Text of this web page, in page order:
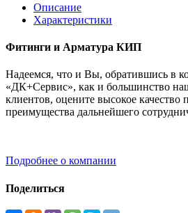
Описание
Характеристики
Фитинги и Арматура КИП
Надеемся, что и Вы, обратившись в
«ДК+Сервис», как и большинство
клиентов, оцените высокое качество
преимущества дальнейшего
Подробнее о компании
Поделиться